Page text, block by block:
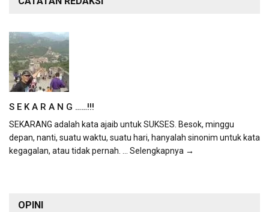
S E K A R A N G ……!!!
SEKARANG adalah kata ajaib untuk SUKSES. Besok, minggu
depan, nanti, suatu waktu, suatu hari, hanyalah sinonim untuk kata
kegagalan, atau tidak pernah. ... Selengkapnya →
OPINI